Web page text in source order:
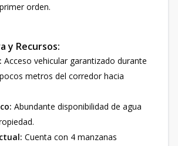
orden.
y Recursos:
Acceso vehicular garantizado durante
metros del corredor hacia
Abundante disponibilidad de agua
Cuenta con 4 manzanas